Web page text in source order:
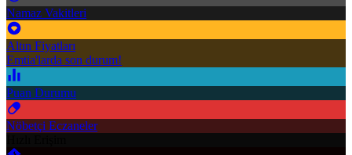
Namaz Vakitleri
Altın Fiyatları
Emtia'larda son durum!
Puan Durumu
Nöbetçi Eczaneler